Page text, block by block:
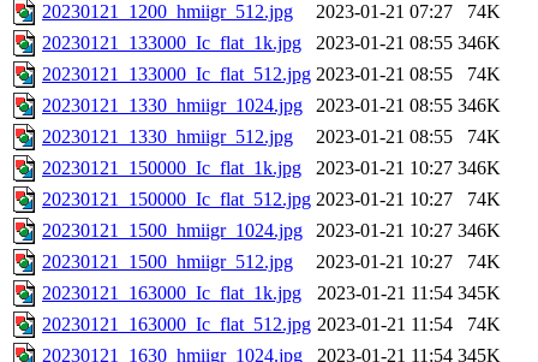
20230121_1200_hmiigr_512.jpg
2023-01-21 07:27
74K
20230121_133000_Ic_flat_1k.jpg
2023-01-21 08:55 346K
20230121_133000_Ic_flat_512.jpg 2023-01-21 08:55
74K
20230121_1330_hmiigr_1024.jpg
2023-01-21 08:55 346K
20230121_1330_hmiigr_512.jpg
2023-01-21 08:55
74K
20230121_150000_Ic_flat_1k.jpg
2023-01-21 10:27 346K
20230121_150000_Ic_flat_512.jpg 2023-01-21 10:27
74K
20230121_1500_hmiigr_1024.jpg
2023-01-21 10:27 346K
20230121_1500_hmiigr_512.jpg
2023-01-21 10:27
74K
20230121_163000_Ic_flat_1k.jpg
2023-01-21 11:54 345K
20230121_163000_Ic_flat_512.jpg 2023-01-21 11:54
74K
20230121_1630_hmiigr_1024.jpg
2023-01-21 11:54 345K